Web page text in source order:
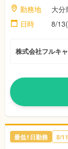
勤務地
大分
日時
8/
株式会社フルキ
最低1日勤務 8/11